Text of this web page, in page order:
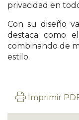
privacidad en
Con su diseño
destaca como
combinando de
estilo.
Imprimir